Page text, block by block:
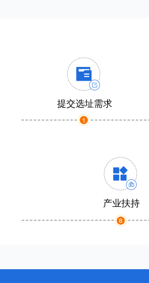
提交选址需求
产业扶持